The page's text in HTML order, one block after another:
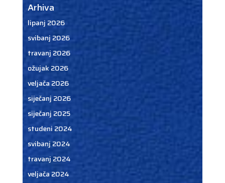
Arhiva
lipanj 2026
svibanj 2026
travanj 2026
ožujak 2026
veljača 2026
siječanj 2026
siječanj 2025
studeni 2024
svibanj 2024
travanj 2024
veljača 2024